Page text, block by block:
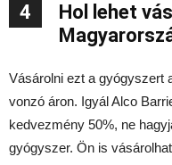
4
Hol lehet
Vásárolni ezt a gyógyszert
vonzó áron. Igyál Alco
kedvezmény 50%, ne
gyógyszer. Ön is